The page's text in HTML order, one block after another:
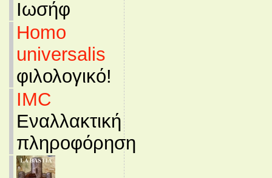
Ιωσήφ
Homo
universalis
φιλολογικό!
IMC
Εναλλακτική
πληροφόρηση